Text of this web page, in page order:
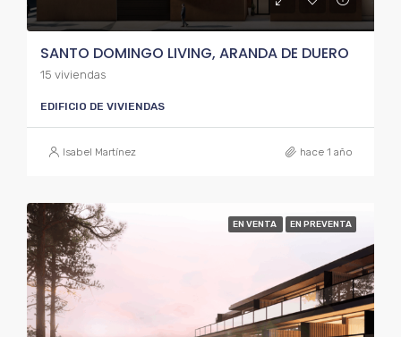
SANTO DOMINGO LIVING, ARANDA DE DUERO
15 viviendas
EDIFICIO DE VIVIENDAS
Isabel Martínez hace 1 año
EN VENTA EN PREVENTA